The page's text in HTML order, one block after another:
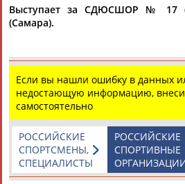
АББАТЕ-
БУЛАТОВА
АББЯСОВА
Выступает за СДЮСШОР №
(Самара).
Если вы нашли ошибку в данных
недостающую информацию,
самостоятельно
РОССИЙСКИЕ
СПОРТИВНЫЕ
РОССИЙСКИЕ
СПОРТСМЕНЫ,
СПЕЦИАЛИСТЫ